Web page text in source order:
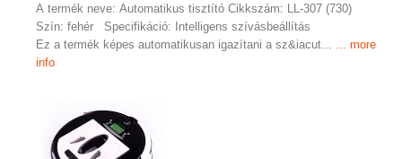
A termék neve: Automatikus tisztító Cikkszám: LL-307 (730)
Szín: fehér Specifikáció: Intelligens szívásbeállítás
Ez a termék képes automatikusan igazítani a sz&iacut...
... more
info